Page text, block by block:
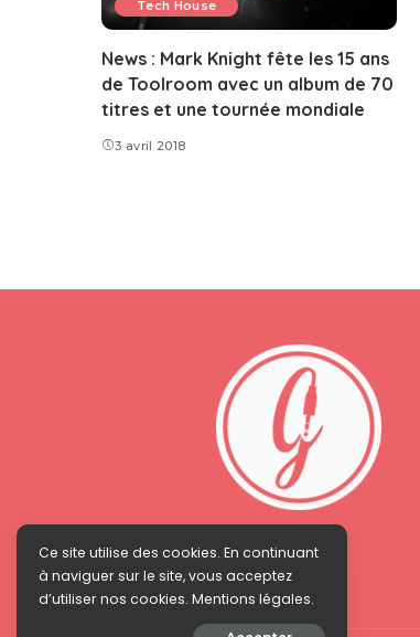
Tech House
News : Mark Knight fête les 15 ans
de Toolroom avec un album de 70
titres et une tournée mondiale
3 avril 2018
Ce site utilise des cookies. En continuant
à naviguer sur le site, vous acceptez
d’utiliser nos cookies. Mentions légales.